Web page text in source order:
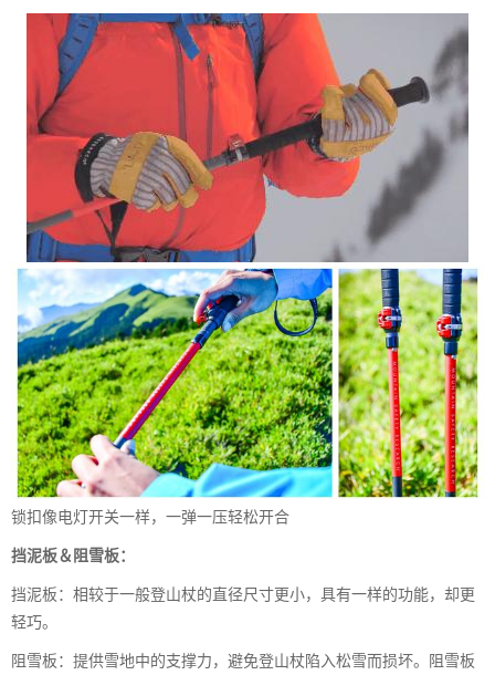
锁扣像电灯开关一样，一弹一压轻松开合
挡泥板＆阻雪板：
挡泥板：相较于一般登山杖的直径尺寸更小，具有一样的功能，却更
轻巧。
阻雪板：提供雪地中的支撑力，避免登山杖陷入松雪而损坏。阻雪板